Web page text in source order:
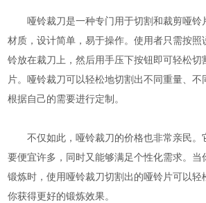
哑铃裁刀是一种专门用于切割和裁剪哑铃
材质，设计简单，易于操作。使用者只需按照
铃放在裁刀上，然后用手压下按钮即可轻松切
片。哑铃裁刀可以轻松地切割出不同重量、
根据自己的需要进行定制。
不仅如此，哑铃裁刀的价格也非常亲民。
要便宜许多，同时又能够满足个性化需求。当
锻炼时，使用哑铃裁刀切割出的哑铃片可以轻
你获得更好的锻炼效果。